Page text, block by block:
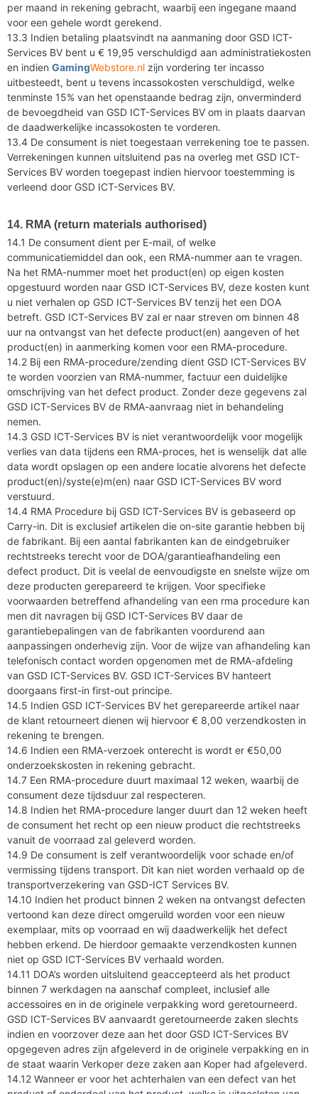
per maand in rekening gebracht, waarbij een ingegane maand
voor een gehele wordt gerekend.
13.3 Indien betaling plaatsvindt na aanmaning door GSD ICT-
Services BV bent u € 19,95 verschuldigd aan administratiekosten
en indien GamingWebstore.nl zijn vordering ter incasso
uitbesteedt, bent u tevens incassokosten verschuldigd, welke
tenminste 15% van het openstaande bedrag zijn, onverminderd
de bevoegdheid van GSD ICT-Services BV om in plaats daarvan
de daadwerkelijke incassokosten te vorderen.
13.4 De consument is niet toegestaan verrekening toe te passen.
Verrekeningen kunnen uitsluitend pas na overleg met GSD ICT-
Services BV worden toegepast indien hiervoor toestemming is
verleend door GSD ICT-Services BV.
14. RMA (return materials authorised)
14.1 De consument dient per E-mail, of welke
communicatiemiddel dan ook, een RMA-nummer aan te vragen.
Na het RMA-nummer moet het product(en) op eigen kosten
opgestuurd worden naar GSD ICT-Services BV, deze kosten kunt
u niet verhalen op GSD ICT-Services BV tenzij het een DOA
betreft. GSD ICT-Services BV zal er naar streven om binnen 48
uur na ontvangst van het defecte product(en) aangeven of het
product(en) in aanmerking komen voor een RMA-procedure.
14.2 Bij een RMA-procedure/zending dient GSD ICT-Services BV
te worden voorzien van RMA-nummer, factuur een duidelijke
omschrijving van het defect product. Zonder deze gegevens zal
GSD ICT-Services BV de RMA-aanvraag niet in behandeling
nemen.
14.3 GSD ICT-Services BV is niet verantwoordelijk voor mogelijk
verlies van data tijdens een RMA-proces, het is wenselijk dat alle
data wordt opslagen op een andere locatie alvorens het defecte
product(en)/syste(e)m(en) naar GSD ICT-Services BV word
verstuurd.
14.4 RMA Procedure bij GSD ICT-Services BV is gebaseerd op
Carry-in. Dit is exclusief artikelen die on-site garantie hebben bij
de fabrikant. Bij een aantal fabrikanten kan de eindgebruiker
rechtstreeks terecht voor de DOA/garantieafhandeling een
defect product. Dit is veelal de eenvoudigste en snelste wijze om
deze producten gerepareerd te krijgen. Voor specifieke
voorwaarden betreffend afhandeling van een rma procedure kan
men dit navragen bij GSD ICT-Services BV daar de
garantiebepalingen van de fabrikanten voordurend aan
aanpassingen onderhevig zijn. Voor de wijze van afhandeling kan
telefonisch contact worden opgenomen met de RMA-afdeling
van GSD ICT-Services BV. GSD ICT-Services BV hanteert
doorgaans first-in first-out principe.
14.5 Indien GSD ICT-Services BV het gerepareerde artikel naar
de klant retourneert dienen wij hiervoor € 8,00 verzendkosten in
rekening te brengen.
14.6 Indien een RMA-verzoek onterecht is wordt er €50,00
onderzoekskosten in rekening gebracht.
14.7 Een RMA-procedure duurt maximaal 12 weken, waarbij de
consument deze tijdsduur zal respecteren.
14.8 Indien het RMA-procedure langer duurt dan 12 weken heeft
de consument het recht op een nieuw product die rechtstreeks
vanuit de voorraad zal geleverd worden.
14.9 De consument is zelf verantwoordelijk voor schade en/of
vermissing tijdens transport. Dit kan niet worden verhaald op de
transportverzekering van GSD-ICT Services BV.
14.10 Indien het product binnen 2 weken na ontvangst defecten
vertoond kan deze direct omgeruild worden voor een nieuw
exemplaar, mits op voorraad en wij daadwerkelijk het defect
hebben erkend. De hierdoor gemaakte verzendkosten kunnen
niet op GSD ICT-Services BV verhaald worden.
14.11 DOA’s worden uitsluitend geaccepteerd als het product
binnen 7 werkdagen na aanschaf compleet, inclusief alle
accessoires en in de originele verpakking word geretourneerd.
GSD ICT-Services BV aanvaardt geretourneerde zaken slechts
indien en voorzover deze aan het door GSD ICT-Services BV
opgegeven adres zijn afgeleverd in de originele verpakking en in
de staat waarin Verkoper deze zaken aan Koper had afgeleverd.
14.12 Wanneer er voor het achterhalen van een defect van het